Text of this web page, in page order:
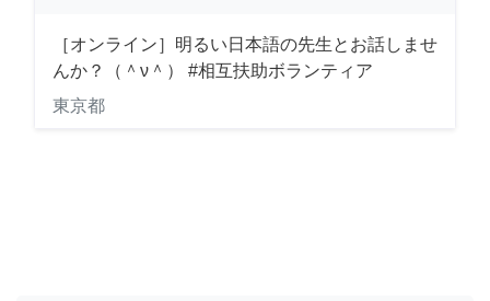
［オンライン］明るい日本語の先生とお話しませ
んか？（＾ν＾） #相互扶助ボランティア
東京都